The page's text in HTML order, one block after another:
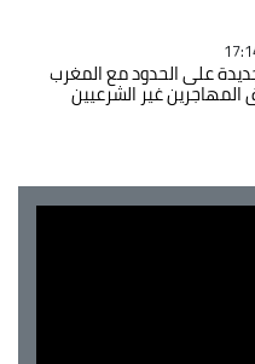
على الحدود مع المغرب
غير الشرعيين